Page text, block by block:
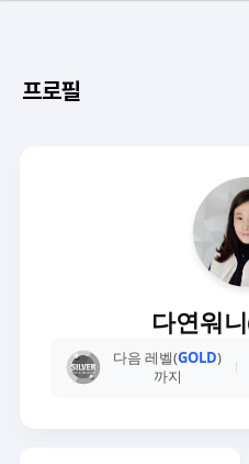
프로필
다연워니
다음 레벨(GOLD)
까지